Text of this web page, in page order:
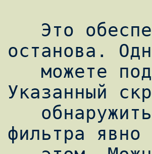
останова.
Указанный
фильтра явно